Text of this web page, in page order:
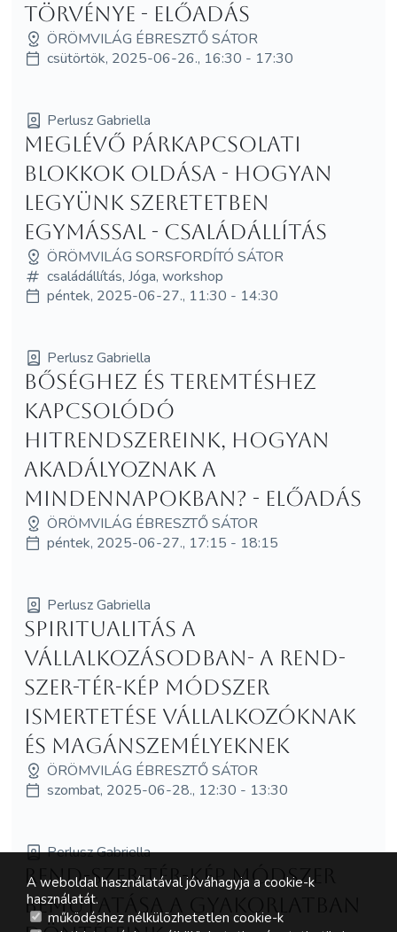
törvénye - előadás
ÖRÖMVILÁG ÉBRESZTŐ SÁTOR
csütörtök, 2025-06-26., 16:30 - 17:30
Perlusz Gabriella
Meglévő párkapcsolati
blokkok oldása - Hogyan
legyünk szeretetben
egymással - családállítás
ÖRÖMVILÁG SORSFORDÍTÓ SÁTOR
családállítás, Jóga, workshop
péntek, 2025-06-27., 11:30 - 14:30
Perlusz Gabriella
Bőséghez és teremtéshez
kapcsolódó
hitrendszereink, hogyan
akadályoznak a
mindennapokban? - előadás
ÖRÖMVILÁG ÉBRESZTŐ SÁTOR
péntek, 2025-06-27., 17:15 - 18:15
Perlusz Gabriella
Spiritualitás a
vállalkozásodban- A Rend-
Szer-Tér-Kép módszer
ismertetése vállalkozóknak
és magánszemélyeknek
ÖRÖMVILÁG ÉBRESZTŐ SÁTOR
szombat, 2025-06-28., 12:30 - 13:30
Perlusz Gabriella
Rend-Szer-Tér-Kép módszer
bemutatása a gyakorlatban
A weboldal használatával jóváhagyja a cookie-k
használatát.
működéshez nélkülözhetetlen cookie-k